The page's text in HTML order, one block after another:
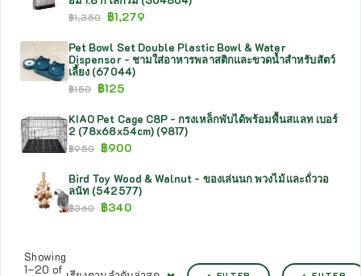
฿1,350 ฿1,279
Pet Bowl Set Double Plastic Bowl & Water
Dispensor - ชามใส่อาหารพลาสติกและขวดน้ำสำหรับสัตว์
เลี้ยง (67044)
฿150 ฿125
KIAO Pet Cage C8P - กรงเหล็กพับได้พร้อมพื้นสแลท เบอร์
2 (78x68x54cm) (9817)
฿950 ฿900
Bird Toy Wood & Walnut - ของเล่นนก พวงไม้และถั่ววอ
ลนัท (542577)
฿360 ฿340
Showing
1–20 of